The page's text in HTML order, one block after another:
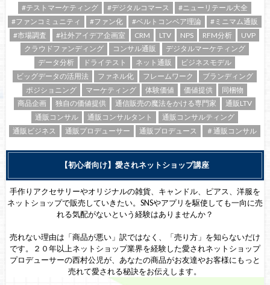
#テストマーケティング
#デジタルコマース
#ニューリテール大全
#ファンコミュニティ
#ファン化 #ベルトコンベア理論
#ミニマム通販
#市場調査
#社外アイデア企画室 CRM LTV NPS RFM分析
UVP
クラウドファンディング
コンサル通販
デジタルマーケティング
データ分析
ドライテスト ネット通販
ビジネスモデル
ビッグデータの活用法
ファネル化 フレームワーク
ブランディング
ポジショニング
マーケティング 体験価値 価値提供
同梱物
商品企画
独自の価値提供 通信販売の魔法をかける専門家
通販LTV
通販コンサル
通販コンサルタント
通販コンサルティング
通販ビジネス
通販プロデューサー 通販プロデュース ＃通販コンサル
【初心者向け】愛されネットショップ講座
手作りアクセサリーやオリジナルの雑貨、キャンドル、ピアス、洋服を
ネットショップで販売していきたい。SNSやアプリを駆使しても一向に売
れる気配がないという経験はありませんか？
売れない理由は「商品が悪い」訳ではなく、「売り方」を知らないだけ
です。２０年以上ネットショップ業界を経験した愛されネットショップ
プロデューサーの西村公児が、あなたの商品がお友達やお客様にもっと
売れて愛される秘訣をお伝えします。